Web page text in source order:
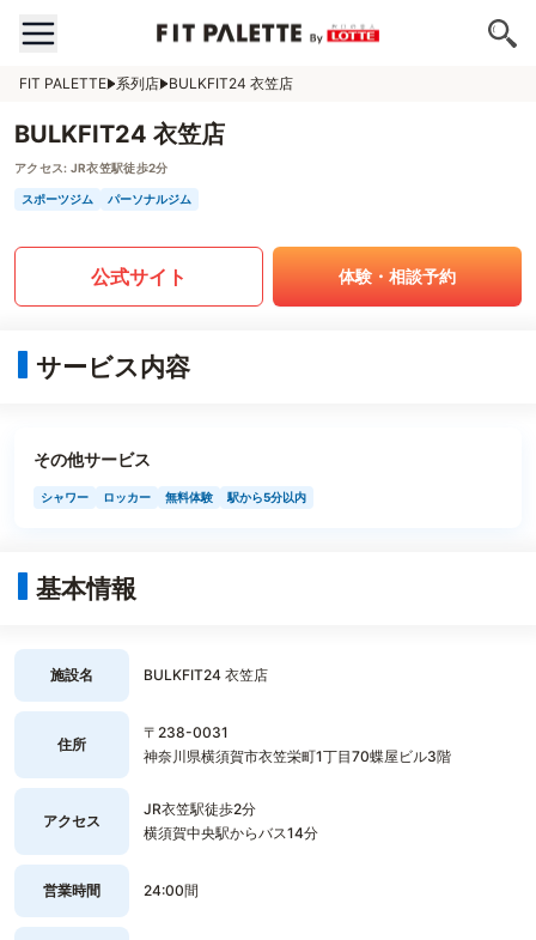
FIT PALETTE 系列店 BULKFIT24 衣笠店
BULKFIT24 衣笠店
アクセス: JR衣笠駅徒歩2分
スポーツジム パーソナルジム
公式サイト 体験・相談予約
サービス内容
その他サービス
シャワー ロッカー 無料体験 駅から5分以内
基本情報
施設名 BULKFIT24 衣笠店
住所
〒238-0031
神奈川県横須賀市衣笠栄町1丁目70蝶屋ビル3階
アクセス
JR衣笠駅徒歩2分
横須賀中央駅からバス14分
営業時間 24:00間